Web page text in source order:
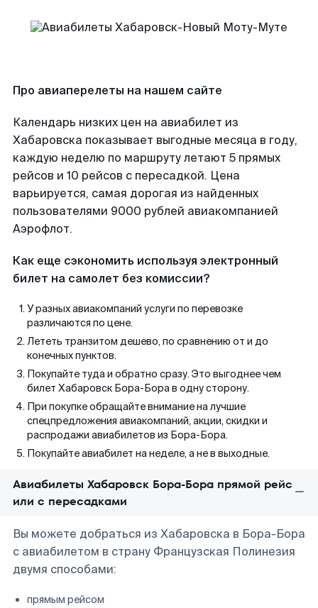
Про авиаперелеты на нашем сайте
Календарь низких цен на авиабилет из
Хабаровска показывает выгодные месяца в году,
каждую неделю по маршруту летают 5 прямых
рейсов и 10 рейсов с пересадкой. Цена
варьируется, самая дорогая из найденных
пользователями 9000 рублей авиакомпанией
Аэрофлот.
Как еще сэкономить используя электронный
билет на самолет без комиссии?
У разных авиакомпаний услуги по перевозке
различаются по цене.
Лететь транзитом дешево, по сравнению от и до
конечных пунктов.
Покупайте туда и обратно сразу. Это выгоднее чем
билет Хабаровск Бора-Бора в одну сторону.
При покупке обращайте внимание на лучшие
спецпредложения авиакомпаний, акции, скидки и
распродажи авиабилетов из Бора-Бора.
Покупайте авиабилет на неделе, а не в выходные.
Авиабилеты Хабаровск Бора-Бора прямой рейс
или с пересадками
Вы можете добраться из Хабаровска в Бора-Бора
с авиабилетом в страну Французская Полинезия
двумя способами:
прямым рейсом